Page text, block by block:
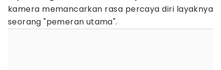
kamera memancarkan rasa percaya diri layaknya
seorang "pemeran utama".